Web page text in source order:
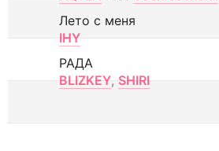
Лето с меня
IHY
РАДА
BLIZKEY, SHIRI